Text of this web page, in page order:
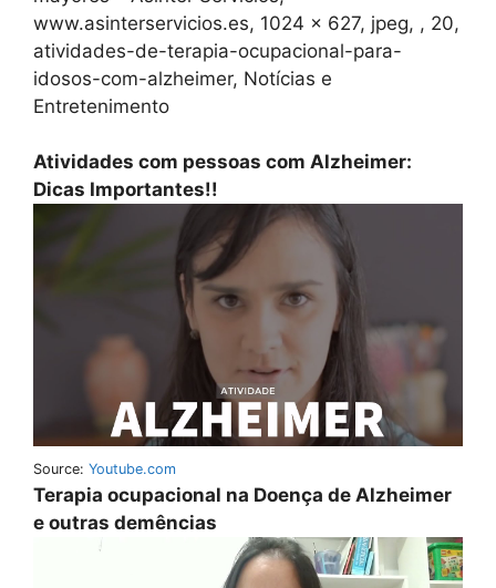
www.asinterservicios.es, 1024 x 627, jpeg, , 20,
atividades-de-terapia-ocupacional-para-
idosos-com-alzheimer, Notícias e
Entretenimento
Atividades com pessoas com Alzheimer:
Dicas Importantes!!
Source: Youtube.com
Terapia ocupacional na Doença de Alzheimer
e outras demências